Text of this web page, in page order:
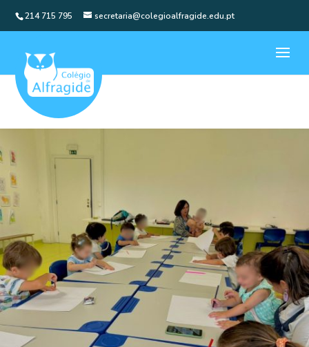
214 715 795 secretaria@colegioalfragide.edu.pt